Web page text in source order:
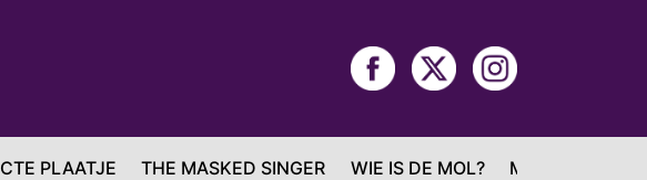
PLAATJE THE MASKED SINGER WIE IS DE MOL? MAFS